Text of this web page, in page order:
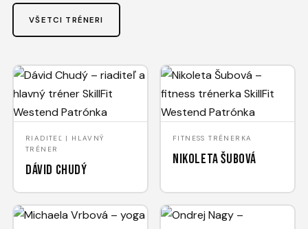
VŠETCI TRÉNERI
RIADITEĽ | HLAVNÝ
TRÉNER
Dávid Chudý
FITNESS TRÉNERKA
Nikoleta Šubová